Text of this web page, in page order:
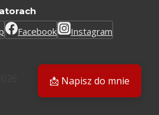
Facebook Instagram
📩 Napisz do mnie